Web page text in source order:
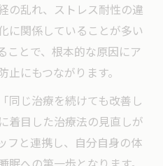
の乱れ、ストレス耐性の違
に関係していることが多い
ことで、根本的な原因にア
にもつながります。
同じ治療を続けても改善し
着目した治療法の見直しが
フと連携し、自分自身の体